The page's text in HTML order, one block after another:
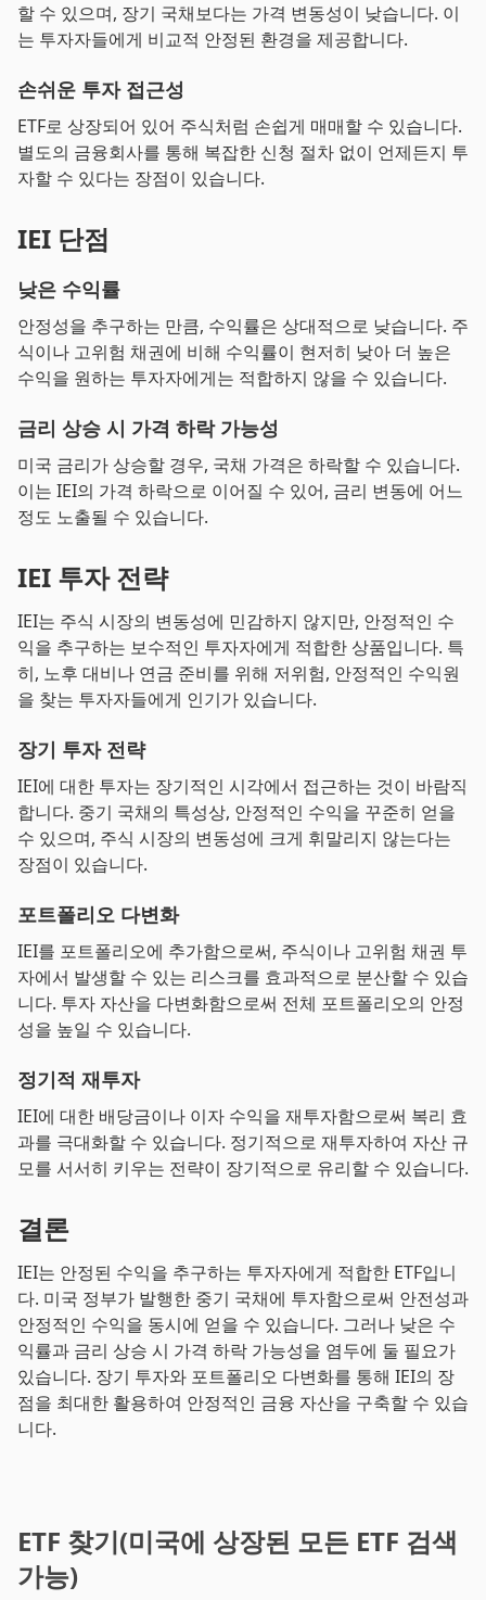
할 수 있으며, 장기 국채보다는 가격 변동성이 낮습니다. 이
는 투자자들에게 비교적 안정된 환경을 제공합니다.
손쉬운 투자 접근성
ETF로 상장되어 있어 주식처럼 손쉽게 매매할 수 있습니다.
별도의 금융회사를 통해 복잡한 신청 절차 없이 언제든지 투
자할 수 있다는 장점이 있습니다.
IEI 단점
낮은 수익률
안정성을 추구하는 만큼, 수익률은 상대적으로 낮습니다. 주
식이나 고위험 채권에 비해 수익률이 현저히 낮아 더 높은
수익을 원하는 투자자에게는 적합하지 않을 수 있습니다.
금리 상승 시 가격 하락 가능성
미국 금리가 상승할 경우, 국채 가격은 하락할 수 있습니다.
이는 IEI의 가격 하락으로 이어질 수 있어, 금리 변동에 어느
정도 노출될 수 있습니다.
IEI 투자 전략
IEI는 주식 시장의 변동성에 민감하지 않지만, 안정적인 수
익을 추구하는 보수적인 투자자에게 적합한 상품입니다. 특
히, 노후 대비나 연금 준비를 위해 저위험, 안정적인 수익원
을 찾는 투자자들에게 인기가 있습니다.
장기 투자 전략
IEI에 대한 투자는 장기적인 시각에서 접근하는 것이 바람직
합니다. 중기 국채의 특성상, 안정적인 수익을 꾸준히 얻을
수 있으며, 주식 시장의 변동성에 크게 휘말리지 않는다는
장점이 있습니다.
포트폴리오 다변화
IEI를 포트폴리오에 추가함으로써, 주식이나 고위험 채권 투
자에서 발생할 수 있는 리스크를 효과적으로 분산할 수 있습
니다. 투자 자산을 다변화함으로써 전체 포트폴리오의 안정
성을 높일 수 있습니다.
정기적 재투자
IEI에 대한 배당금이나 이자 수익을 재투자함으로써 복리 효
과를 극대화할 수 있습니다. 정기적으로 재투자하여 자산 규
모를 서서히 키우는 전략이 장기적으로 유리할 수 있습니다.
결론
IEI는 안정된 수익을 추구하는 투자자에게 적합한 ETF입니
다. 미국 정부가 발행한 중기 국채에 투자함으로써 안전성과
안정적인 수익을 동시에 얻을 수 있습니다. 그러나 낮은 수
익률과 금리 상승 시 가격 하락 가능성을 염두에 둘 필요가
있습니다. 장기 투자와 포트폴리오 다변화를 통해 IEI의 장
점을 최대한 활용하여 안정적인 금융 자산을 구축할 수 있습
니다.
ETF 찾기(미국에 상장된 모든 ETF 검색
가능)